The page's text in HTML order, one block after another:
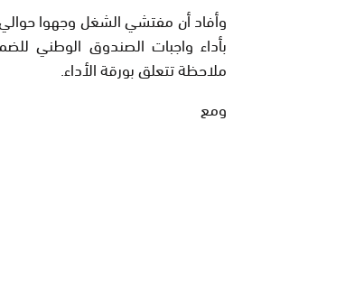
ملاحظة تتعلق بورقة الأداء.
ومع